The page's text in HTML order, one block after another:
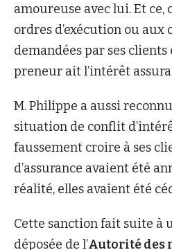
amoureuse avec lui. Et
ordres d’exécution ou aux
demandées par ses clients
preneur ait l’intérêt
M. Philippe a aussi
situation de conflit
faussement croire à ses
d’assurance avaient été
réalité, elles avaient été
Cette sanction fait suite à
déposée de l’Autorité des